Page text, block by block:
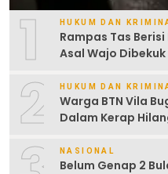
1 HUKUM DAN
Rampas Tas
Asal Wajo
2 HUKUM DAN
Warga BTN Vila
Dalam Kerap
NASIONAL
Belum Genap 2